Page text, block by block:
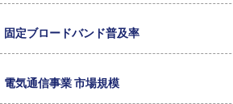
固定ブロードバンド普及率
電気通信事業 市場規模